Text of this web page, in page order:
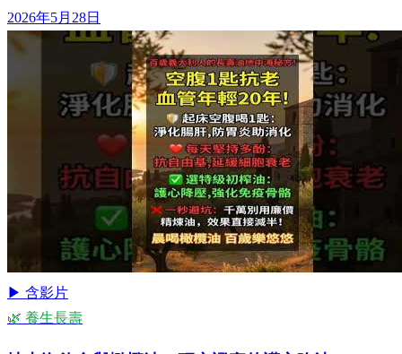
2026年5月28日
▶ 含影片
🌿 養生長壽